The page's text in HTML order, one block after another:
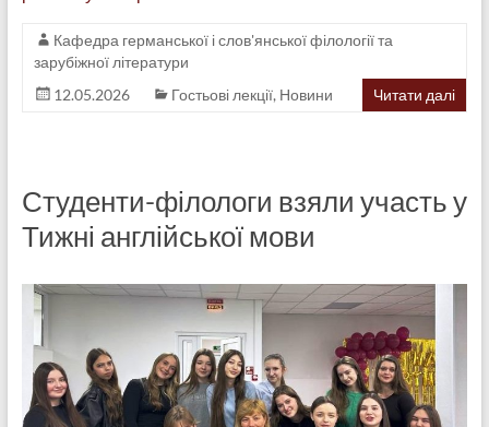
Кафедра германської і слов'янської філології та
зарубіжної літератури
12.05.2026
Гостьові лекції, Новини Читати далі
Студенти-філологи взяли участь у
Тижні англійської мови